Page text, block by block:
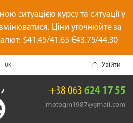
ситуацією курсу та ситуації у
Ціни уточнюйте за
$41.45/41.65 Є43.75/44.30
UK Увійти
+38 063 624 17 55
motogin1987@gmail.com